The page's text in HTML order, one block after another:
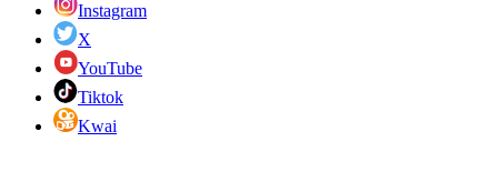
Instagram
X
YouTube
Tiktok
Kwai